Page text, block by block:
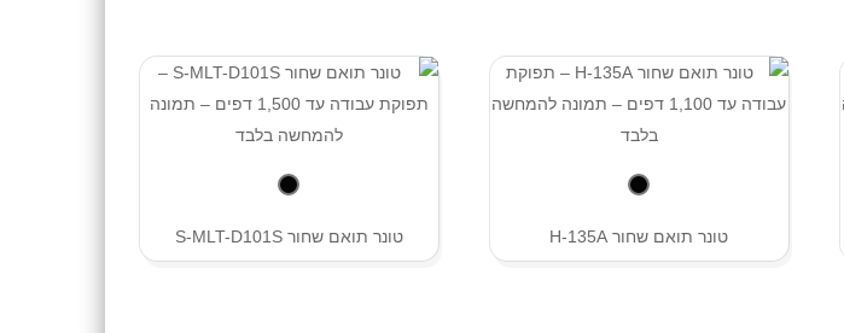
טונר תואם שחור H-135A טונר תואם שחור S-MLT-D101S